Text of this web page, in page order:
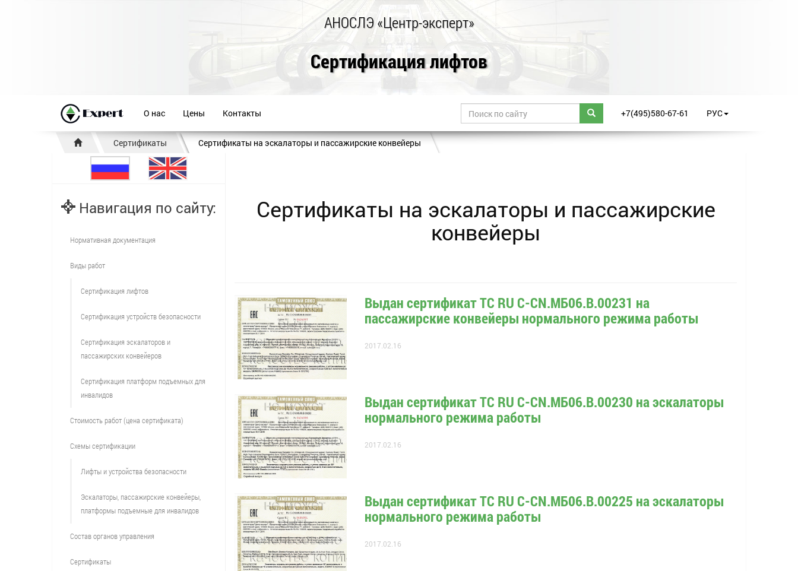
АНОСЛЭ «Центр-эксперт»
Сертификация лифтов
О нас Цены Контакты +7(495)580-67-61 РУС
Сертификаты Сертификаты на эскалаторы и пассажирские конвейеры
Сертификаты на эскалаторы и пассажирские
конвейеры
Выдан сертификат ТС RU С-CN.МБ06.В.00231 на
пассажирские конвейеры нормального режима работы
2017.02.16
Выдан сертификат ТС RU С-CN.МБ06.В.00230 на эскалаторы
нормального режима работы
2017.02.16
Выдан сертификат ТС RU С-CN.МБ06.В.00225 на эскалаторы
нормального режима работы
2017.02.16
Навигация по сайту:
Нормативная документация
Виды работ
Сертификация лифтов
Сертификация устройств безопасности
Сертификация эскалаторов и
пассажирских конвейеров
Сертификация платформ подъемных для
инвалидов
Стоимость работ (цена сертификата)
Схемы сертификации
Лифты и устройства безопасности
Эскалаторы, пассажирские конвейеры,
платформы подъемные для инвалидов
Состав органов управления
Сертификаты